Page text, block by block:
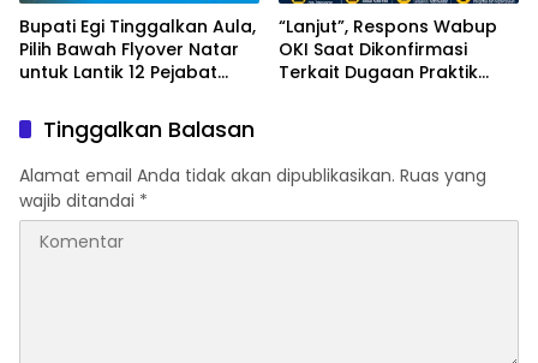
Bupati Egi Tinggalkan Aula,
Pilih Bawah Flyover Natar
untuk Lantik 12 Pejabat
“Lanjut”, Respons Wabup
OKI Saat Dikonfirmasi
Terkait Dugaan Praktik
Tinggalkan Balasan
Alamat email Anda tidak akan dipublikasikan. Ruas yang
wajib ditandai *